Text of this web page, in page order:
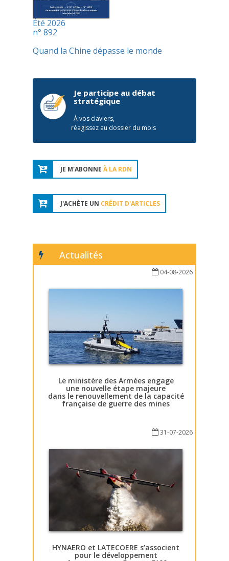
Été 2026
n° 892
Quand la Chine dépasse le monde
Je participe au débat
stratégique
À vos claviers,
réagissez au dossier du mois
JE M'ABONNE À LA RDN
J'ACHÈTE UN CRÉDIT D'ARTICLES
Actualités
04-08-2026
Le ministère des Armées engage
une nouvelle étape majeure
dans le renouvellement de la capacité
française de guerre des mines
31-07-2026
HYNAERO et LATECOERE s’associent
pour le développement